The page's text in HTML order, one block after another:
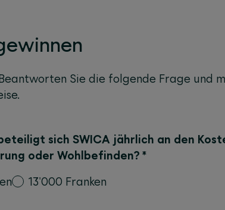
Sie die folgende Frage und
sich SWICA jährlich an den
oder Wohlbefinden? *
13'000 Franken